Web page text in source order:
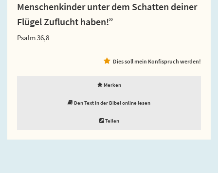
Menschenkinder unter dem Schatten deiner
Flügel Zuflucht haben!”
Psalm 36,8
Dies soll mein Konfispruch werden!
Merken
Den Text in der Bibel online lesen
Teilen